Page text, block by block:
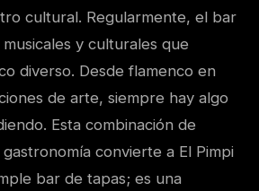
cultural. Regularmente, el bar
y culturales que
diverso. Desde flamenco en
de arte, siempre hay algo
Esta combinación de
convierte a El Pimpi
bar de tapas; es una